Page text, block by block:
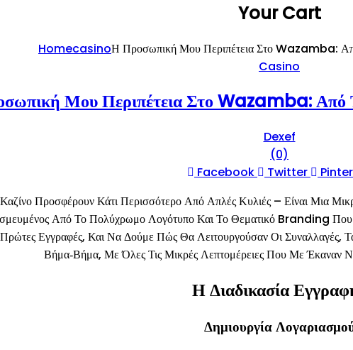
Your Cart
HomeCasinoΗ Προσωπική Μου Περιπέτεια Στο Wazamba:
Casino
Μου Περιπέτεια Στο Wazamba: Από
Dexef
(0)
Facebook
Twitter
Προσφέρουν Κάτι Περισσότερο Από Απλές Κυλιές – Είναι Μια
Από Το Πολύχρωμο Λογότυπο Και Το Θεματικό Branding Που
Εγγραφές, Και Να Δούμε Πώς Θα Λειτουργούσαν Οι Συναλλαγές,
Βήμα‑βήμα, Με Όλες Τις Μικρές Λεπτομέρειες Που Με
Η Διαδικασία
Δημιουργία